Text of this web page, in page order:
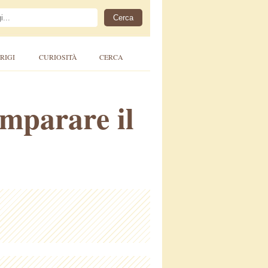
CURIOSITÀ CERCA
il